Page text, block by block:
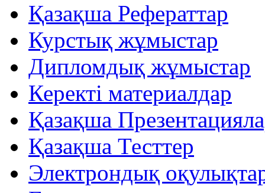
Қазақша Рефераттар
Курстық жұмыстар
Дипломдық жұмыстар
Керекті материалдар
Қазақша
Қазақша Тесттер
Электрондық